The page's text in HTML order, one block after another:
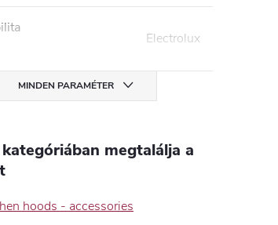
Electrolux
MINDEN PARAMÉTER
megtalálja a
hoods - accessories